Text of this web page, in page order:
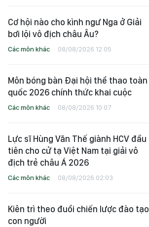
Cơ hội nào cho kình ngư Nga ở Giải
bơi lội vô địch châu Âu?
Các môn khác 08/08/2026 12:05
Môn bóng bàn Đại hội thể thao toàn
quốc 2026 chính thức khai cuộc
Các môn khác 08/08/2026 10:07
Lực sĩ Hùng Văn Thế giành HCV đầu
tiên cho cử tạ Việt Nam tại giải vô
địch trẻ châu Á 2026
Các môn khác 08/08/2026 02:03
Kiên trì theo đuổi chiến lược đào tạo
con người